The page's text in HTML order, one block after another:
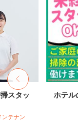
スタッ
ンテナン
ホテル